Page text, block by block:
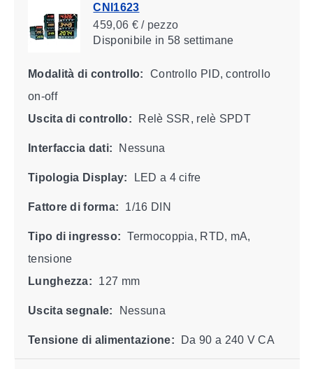
CNI1623
459,06 € / pezzo
Disponibile in 58 settimane
Modalità di controllo:
Controllo PID, controllo
on-off
Uscita di controllo:
Relè SSR, relè SPDT
Interfaccia dati: Nessuna
Tipologia Display: LED a 4 cifre
Fattore di forma: 1/16 DIN
Tipo di ingresso: Termocoppia, RTD, mA,
tensione
Lunghezza:
127 mm
Uscita segnale: Nessuna
Tensione di alimentazione: Da 90 a 240 V CA